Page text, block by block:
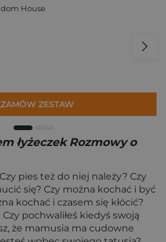
House
ZAMÓW ZESTAW
łyżeczek Rozmowy o
pies też do niej należy? Czy
się? Czy można kochać i być
kochać i czasem się kłócić?
pochwaliłeś kiedyś swoją
że mamusia ma cudowne